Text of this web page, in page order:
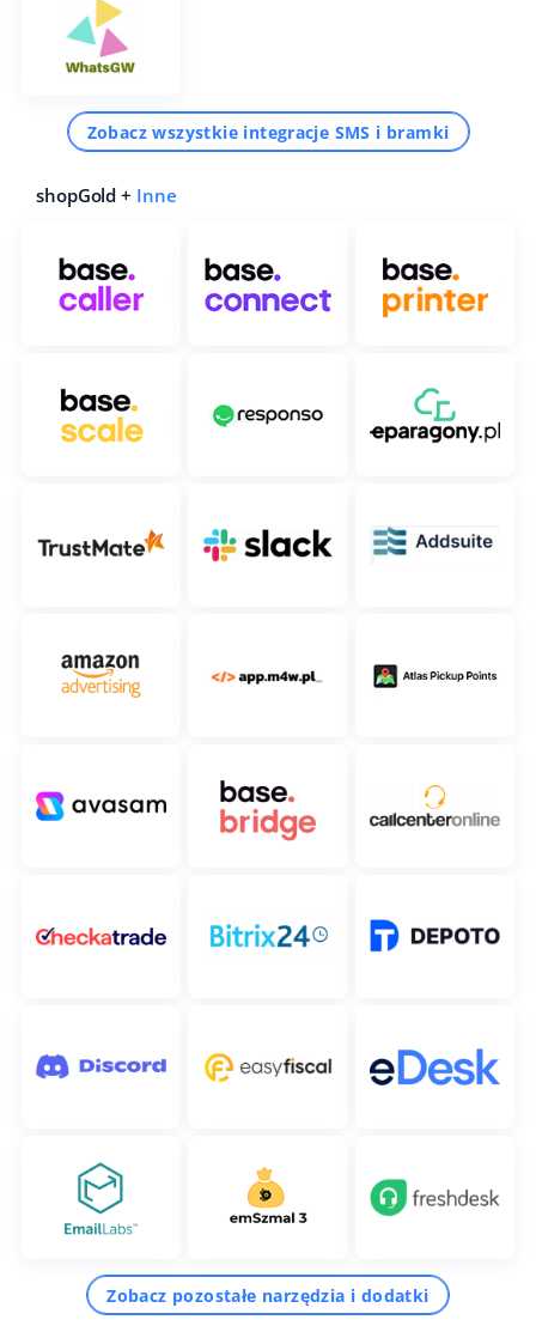
Zobacz wszystkie integracje SMS i bramki
shopGold + Inne
Zobacz pozostałe narzędzia i dodatki